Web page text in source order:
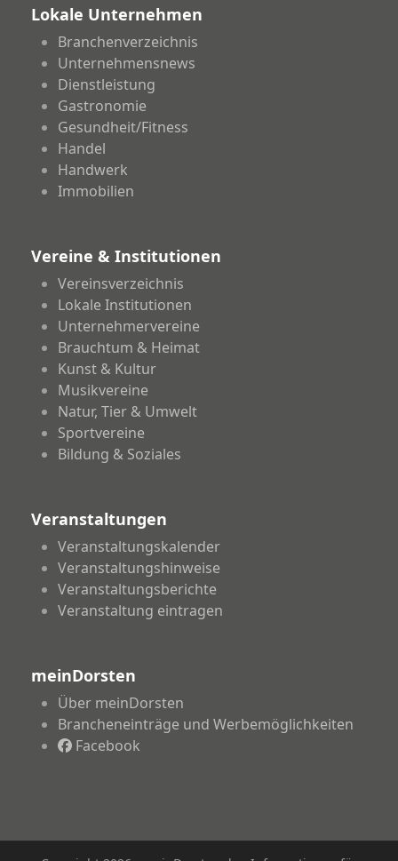
Lokale Unternehmen
Branchenverzeichnis
Unternehmensnews
Dienstleistung
Gastronomie
Gesundheit/Fitness
Handel
Handwerk
Immobilien
Vereine & Institutionen
Vereinsverzeichnis
Lokale Institutionen
Unternehmervereine
Brauchtum & Heimat
Kunst & Kultur
Musikvereine
Natur, Tier & Umwelt
Sportvereine
Bildung & Soziales
Veranstaltungen
Veranstaltungskalender
Veranstaltungshinweise
Veranstaltungsberichte
Veranstaltung eintragen
meinDorsten
Über meinDorsten
Brancheneinträge und Werbemöglichkeiten
Facebook